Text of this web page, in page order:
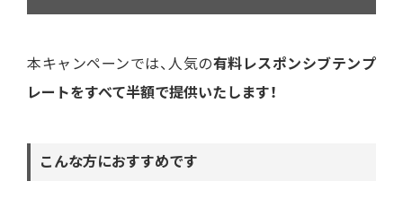
本キャンペーンでは、人気の有料レスポンシブテンプ
レートをすべて半額で提供いたします！
こんな方におすすめです